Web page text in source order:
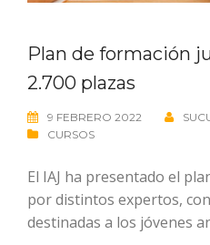
Plan de formación
2.700 plazas
9 FEBRERO 2022
CURSOS
El IAJ ha presentado el
por distintos expertos,
destinadas a los jóvenes